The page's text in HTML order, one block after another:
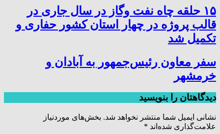
۱۵ حلقه چاه نفت وگاز در سال جاری در
قالب پروژه در چهار استان کشور حفاری و
تکمیل شد
سفر معاون رئیس‌جمهور به آبادان و
خرمشهر
دیدگاهتان را بنویسید
نشانی ایمیل شما منتشر نخواهد شد. بخش‌های موردنیاز
علامت‌گذاری شده‌اند *